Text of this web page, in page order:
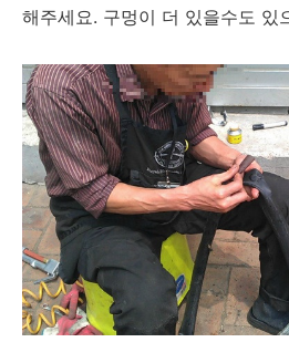
해주세요. 구멍이 더 있을수도 있